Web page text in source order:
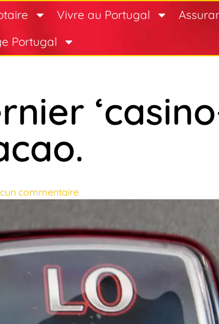
Vivre au Portugal
Portugal
commentaire